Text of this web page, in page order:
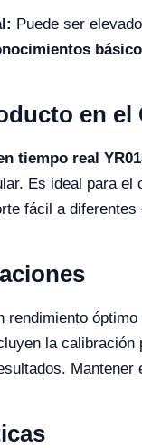
Puede ser
en el
tiempo real
Es ideal para el
fácil a
rendimiento óptimo
la